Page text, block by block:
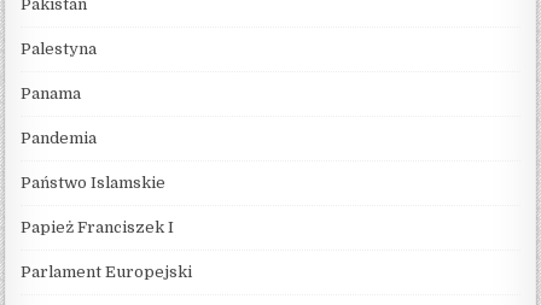
Pakistan
Palestyna
Panama
Pandemia
Państwo Islamskie
Papież Franciszek I
Parlament Europejski